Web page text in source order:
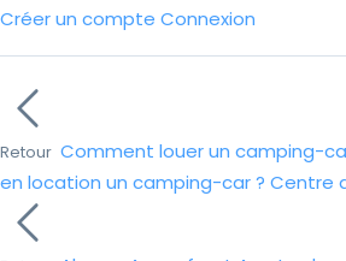
Créer un compte Connexion
Retour Comment louer un camping-
en location un camping-car ? Centre